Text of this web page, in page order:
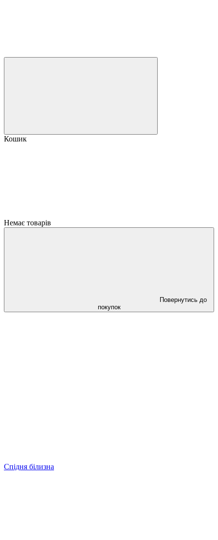
Кошик
Немає товарів
Повернутись до
покупок
Спідня білизна